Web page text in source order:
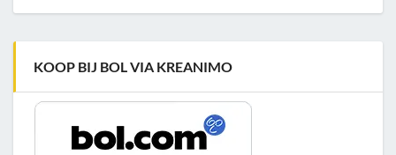
KOOP BIJ BOL VIA KREANIMO